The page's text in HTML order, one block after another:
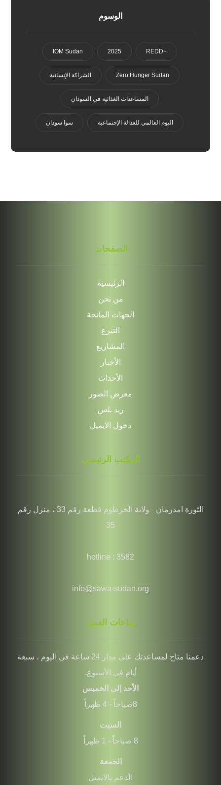
الوسوم
+REDD
2025
IOM Sudan
Zero Hunger Sudan الشراكة الإنسانية
المساعدات الغذائية في السودان
اليوم العالمي للعدالة الإجتماعية سوا سودان
الصفحات
الرئيسية
من نحن
الجهات المانحة
التبرع
المشاريع
الأخبار
الأحداث
معرض الصور
ريد بلس
دخول الايميل
المكتب الرئيسي
الثورة امدرمان - ولاية الخرطوم قطعة رقم 33 ، منزل رقم
35
hotline : 3582
info@sawa-sudan.org
ساعات العمل
دعمنا متاح لمساعدتك على مدار 24 ساعة في اليوم ، سبعة
أيام في الأسبوع.
الأحد إلى الخميس
8صباحاً - 4 ظهراً
السبت
8 صباحاًً - 1 ظهراً
الجمعة
الدعم بالايميل